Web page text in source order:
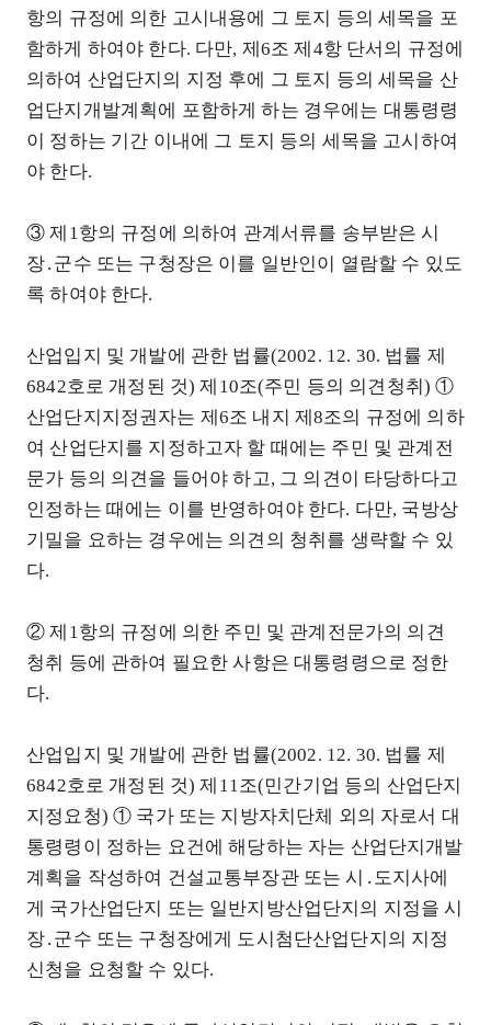
항의 규정에 의한 고시내용에 그 토지 등의 세목을 포
함하게 하여야 한다. 다만, 제6조 제4항 단서의 규정에
의하여 산업단지의 지정 후에 그 토지 등의 세목을 산
업단지개발계획에 포함하게 하는 경우에는 대통령령
이 정하는 기간 이내에 그 토지 등의 세목을 고시하여
야 한다.
③ 제1항의 규정에 의하여 관계서류를 송부받은 시
장․군수 또는 구청장은 이를 일반인이 열람할 수 있도
록 하여야 한다.
산업입지 및 개발에 관한 법률(2002. 12. 30. 법률 제
6842호로 개정된 것) 제10조(주민 등의 의견청취) ①
산업단지지정권자는 제6조 내지 제8조의 규정에 의하
여 산업단지를 지정하고자 할 때에는 주민 및 관계전
문가 등의 의견을 들어야 하고, 그 의견이 타당하다고
인정하는 때에는 이를 반영하여야 한다. 다만, 국방상
기밀을 요하는 경우에는 의견의 청취를 생략할 수 있
다.
② 제1항의 규정에 의한 주민 및 관계전문가의 의견
청취 등에 관하여 필요한 사항은 대통령령으로 정한
다.
산업입지 및 개발에 관한 법률(2002. 12. 30. 법률 제
6842호로 개정된 것) 제11조(민간기업 등의 산업단지
지정요청) ① 국가 또는 지방자치단체 외의 자로서 대
통령령이 정하는 요건에 해당하는 자는 산업단지개발
계획을 작성하여 건설교통부장관 또는 시․도지사에
게 국가산업단지 또는 일반지방산업단지의 지정을 시
장․군수 또는 구청장에게 도시첨단산업단지의 지정
신청을 요청할 수 있다.